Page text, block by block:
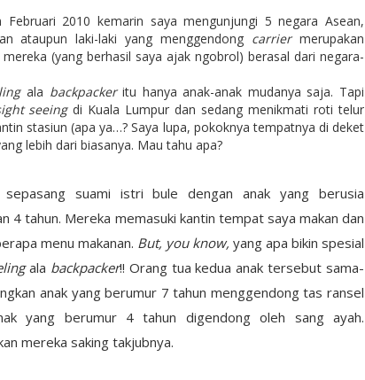
2010 kemarin saya mengunjungi 5 negara Asean,
ataupun laki-laki yang menggendong carriermerupakan
(yang berhasil saya ajak ngobrol) berasal dari negara-
ala backpackeritu hanya anak-anak mudanya saja. Tapi
seeingdi Kuala Lumpur dan sedang menikmati roti telur
stasiun (apa ya…? Saya lupa, pokoknya tempatnya di deket
lebih dari biasanya. Mau tahu apa?
sepasang suami istri bule dengan anak yang berusia
4 tahun. Mereka memasuki kantin tempat saya makan dan
menu makanan. But, you know, yang apa bikin spesial
ala backpacker!! Orang tua kedua anak tersebut sama-
anak yang berumur 7 tahun menggendong tas ransel
yang berumur 4 tahun digendong oleh sang ayah.
mereka saking takjubnya.